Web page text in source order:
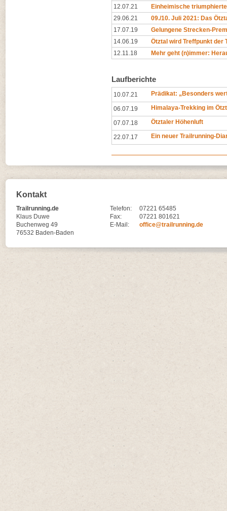
12.07.21
Einheimische
29.06.21
09./10. Juli 2021: Das
17.07.19
Gelungene Strecken-
14.06.19
Ötztal wird Treffpunkt der
12.11.18
Mehr geht (n)immer:
Laufberichte
10.07.21 Prädikat: „Besonders
06.07.19 Himalaya-Trekking im
07.07.18 Ötztaler Höhenluft
22.07.17 Ein neuer Trailrunning-
Kontakt
Trailrunning.de
Klaus Duwe
Buchenweg 49
76532 Baden-Baden
Telefon:
07221 65485
Fax:
07221 801621
E-Mail:
office@trailrunning.de